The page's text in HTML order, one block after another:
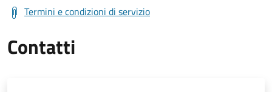
Termini e condizioni di servizio
Contatti